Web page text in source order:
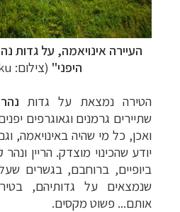
העיירה אינויאמה, על גדות
היפני" (צילום: sangaku)
הטירה נמצאת על גדות
שתיירים גרמנים וגאוגרפים
ואכן, כל מי שהיה באינויאמה,
יודע שהכינוי מוצדק. הריין ונהר
ביופיים, ברוחבם, בגשרים
שנמצאים על גדותיהם,
אותם... פשוט מקסים.